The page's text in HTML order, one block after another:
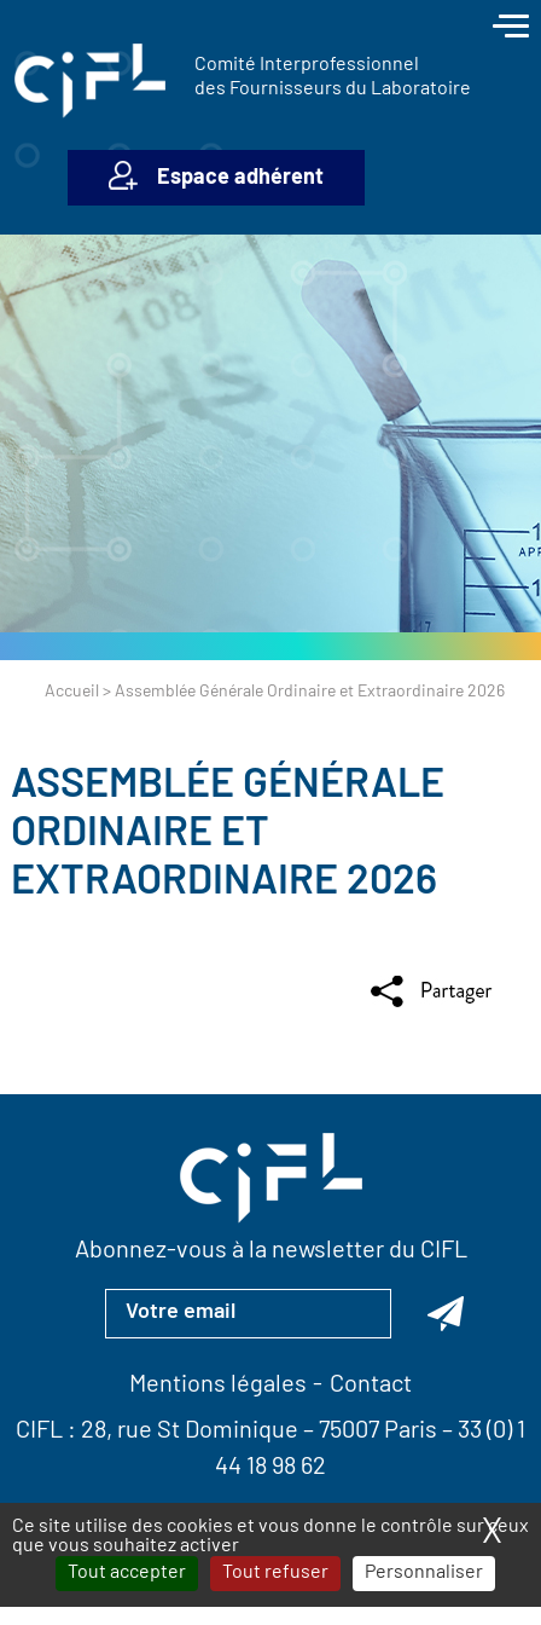
Ce site utilise des cookies et vous donne le contrôle sur ceux
que vous souhaitez activer
Tout accepter
Tout refuser Personnaliser
X
Comité Interprofessionnel
des Fournisseurs du Laboratoire
Espace adhérent
Accueil > Assemblée Générale Ordinaire et Extraordinaire 2026
ASSEMBLÉE GÉNÉRALE
ORDINAIRE ET
EXTRAORDINAIRE 2026
Abonnez-vous à la newsletter du CIFL
Mentions légales
Contact
CIFL : 28, rue St Dominique – 75007 Paris – 33 (0) 1
44 18 98 62